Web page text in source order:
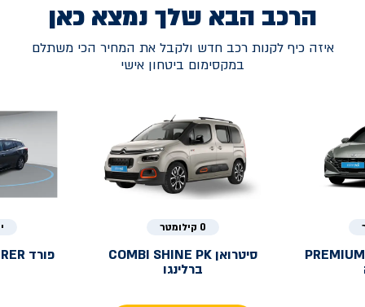
הרכב הבא שלך נמצא כאן
איזה כיף לקנות רכב חדש ולקבל את המחיר הכי משתלם
במקסימום ביטחון אישי
0 קילומטר
סיטרואן COMBI SHINE PK
ברלינגו
פורד